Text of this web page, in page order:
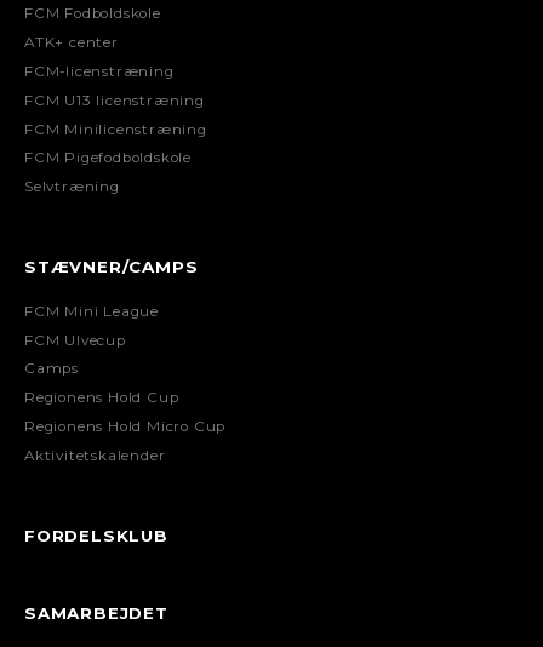
FCM Fodboldskole
ATK+ center
FCM-licenstræning
FCM U13 licenstræning
FCM Minilicenstræning
FCM Pigefodboldskole
Selvtræning
STÆVNER/CAMPS
FCM Mini League
FCM Ulvecup
Camps
Regionens Hold Cup
Regionens Hold Micro Cup
Aktivitetskalender
FORDELSKLUB
SAMARBEJDET